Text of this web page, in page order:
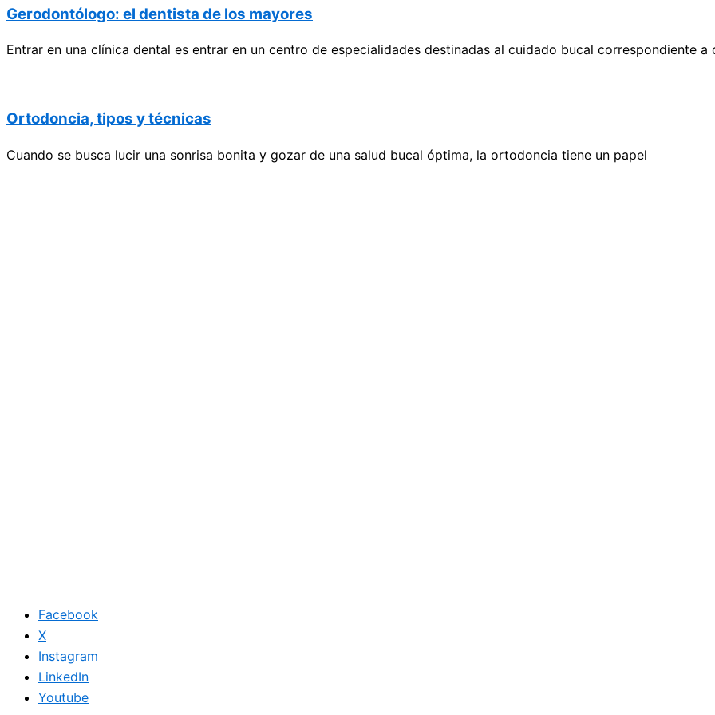
Gerodontólogo: el dentista de los mayores
Entrar en una clínica dental es entrar en un centro de especialidades destinadas al cuidado bucal correspondiente a
Ortodoncia, tipos y técnicas
Cuando se busca lucir una sonrisa bonita y gozar de una salud bucal óptima, la ortodoncia tiene un papel
Facebook
X
Instagram
LinkedIn
Youtube